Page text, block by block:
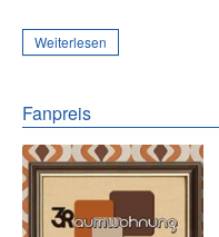
Weiterlesen
Fanpreis